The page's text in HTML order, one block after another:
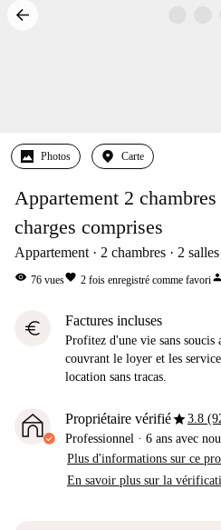
Photos Carte
Appartement 2
charges comprises
Appartement 2 chambres 2
visibility 76 vuesfavorite 2 fois enregistré comme favoriperson
euro Factures incluses
Profitez d'une vie sans soucis
couvrant le loyer et les
location sans tracas.
Propriétaire vérifiéstar3.8
Professionnel · 6 ans avec
Plus d'informations sur ce
En savoir plus sur la